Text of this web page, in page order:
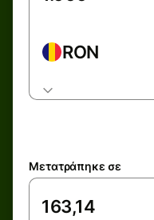
RON
Μετατράπηκε σε